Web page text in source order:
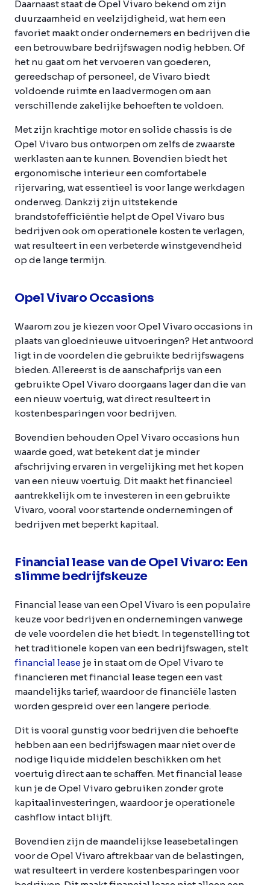
Daarnaast staat de Opel Vivaro bekend om zijn
duurzaamheid en veelzijdigheid, wat hem een
favoriet maakt onder ondernemers en bedrijven die
een betrouwbare bedrijfswagen nodig hebben. Of
het nu gaat om het vervoeren van goederen,
gereedschap of personeel, de Vivaro biedt
voldoende ruimte en laadvermogen om aan
verschillende zakelijke behoeften te voldoen.
Met zijn krachtige motor en solide chassis is de
Opel Vivaro bus ontworpen om zelfs de zwaarste
werklasten aan te kunnen. Bovendien biedt het
ergonomische interieur een comfortabele
rijervaring, wat essentieel is voor lange werkdagen
onderweg. Dankzij zijn uitstekende
brandstofefficiëntie helpt de Opel Vivaro bus
bedrijven ook om operationele kosten te verlagen,
wat resulteert in een verbeterde winstgevendheid
op de lange termijn.
Opel Vivaro Occasions
Waarom zou je kiezen voor Opel Vivaro occasions in
plaats van gloednieuwe uitvoeringen? Het antwoord
ligt in de voordelen die gebruikte bedrijfswagens
bieden. Allereerst is de aanschafprijs van een
gebruikte Opel Vivaro doorgaans lager dan die van
een nieuw voertuig, wat direct resulteert in
kostenbesparingen voor bedrijven.
Bovendien behouden Opel Vivaro occasions hun
waarde goed, wat betekent dat je minder
afschrijving ervaren in vergelijking met het kopen
van een nieuw voertuig. Dit maakt het financieel
aantrekkelijk om te investeren in een gebruikte
Vivaro, vooral voor startende ondernemingen of
bedrijven met beperkt kapitaal.
Financial lease van de Opel Vivaro: Een
slimme bedrijfskeuze
Financial lease van een Opel Vivaro is een populaire
keuze voor bedrijven en ondernemingen vanwege
de vele voordelen die het biedt. In tegenstelling tot
het traditionele kopen van een bedrijfswagen, stelt
financial lease je in staat om de Opel Vivaro te
financieren met financial lease tegen een vast
maandelijks tarief, waardoor de financiële lasten
worden gespreid over een langere periode.
Dit is vooral gunstig voor bedrijven die behoefte
hebben aan een bedrijfswagen maar niet over de
nodige liquide middelen beschikken om het
voertuig direct aan te schaffen. Met financial lease
kun je de Opel Vivaro gebruiken zonder grote
kapitaalinvesteringen, waardoor je operationele
cashflow intact blijft.
Bovendien zijn de maandelijkse leasebetalingen
voor de Opel Vivaro aftrekbaar van de belastingen,
wat resulteert in verdere kostenbesparingen voor